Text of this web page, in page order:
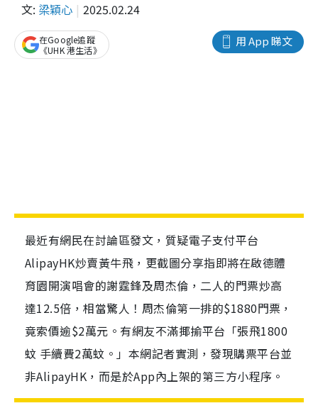
文: 梁穎心 2025.02.24
用 App 睇文
在Google追蹤
《UHK 港生活》
最近有網民在討論區發文，質疑電子支付平台
AlipayHK炒賣黃牛飛，更截圖分享指即將在啟德體
育園開演唱會的謝霆鋒及周杰倫，二人的門票炒高
達12.5倍，相當驚人！周杰倫第一排的$1880門票，
竟索價逾$2萬元。有網友不滿揶揄平台「張飛1800
蚊 手續費2萬蚊。」本網記者實測，發現購票平台並
非AlipayHK，而是於App內上架的第三方小程序。